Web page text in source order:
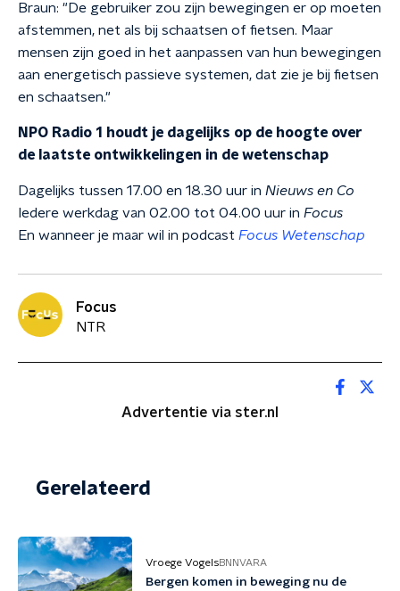
Braun: "De gebruiker zou zijn bewegingen er op moeten
afstemmen, net als bij schaatsen of fietsen. Maar
mensen zijn goed in het aanpassen van hun bewegingen
aan energetisch passieve systemen, dat zie je bij fietsen
en schaatsen."
NPO Radio 1 houdt je dagelijks op de hoogte over
de laatste ontwikkelingen in de wetenschap
Dagelijks tussen 17.00 en 18.30 uur in Nieuws en Co
Iedere werkdag van 02.00 tot 04.00 uur in Focus
En wanneer je maar wil in podcast Focus Wetenschap
Focus
NTR
Advertentie via ster.nl
Gerelateerd
Vroege VogelsBNNVARA
Bergen komen in beweging nu de